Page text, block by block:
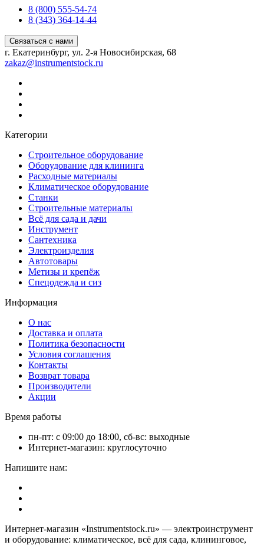
8 (800) 555-54-74
8 (343) 364-14-44
Связаться с нами
г. Екатеринбург, ул. 2-я Новосибирская, 68
zakaz@instrumentstock.ru
Категории
Строительное оборудование
Оборудование для клининга
Расходные материалы
Климатическое оборудование
Станки
Строительные материалы
Всё для сада и дачи
Инструмент
Сантехника
Электроизделия
Автотовары
Метизы и крепёж
Спецодежда и сиз
Информация
О нас
Доставка и оплата
Политика безопасности
Условия соглашения
Контакты
Возврат товара
Производители
Акции
Время работы
пн-пт: с 09:00 до 18:00, сб-вс: выходные
Интернет-магазин: круглосуточно
Напишите нам:
Интернет-магазин «Instrumentstock.ru» — электроинструмент
и оборудование: климатическое, всё для сада, клининговое,